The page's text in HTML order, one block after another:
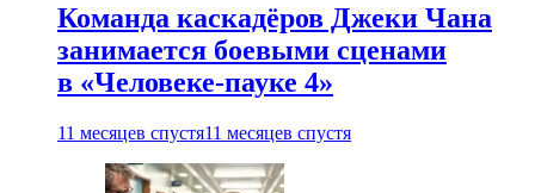
Команда каскадёров Джеки Чана
занимается боевыми сценами
в «Человеке-пауке 4»
11 месяцев спустя11 месяцев спустя